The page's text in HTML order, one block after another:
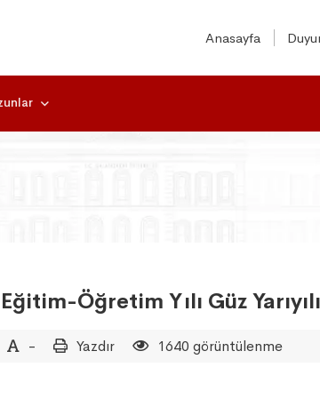
Anasayfa
Öğretim Yılı Güz
- Yazdır 1640 görüntülenme